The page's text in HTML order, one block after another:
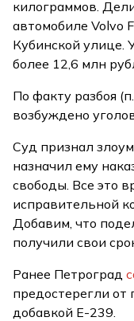
килограммов.
автомобиле Volvo
Кубинской улице.
более 12,6 млн
По факту разбоя
возбуждено
Суд признал
назначил ему
свободы. Все это
исправительной
Добавим, что
получили свои
Ранее Петроград
предостерегли от
добавкой Е-239.